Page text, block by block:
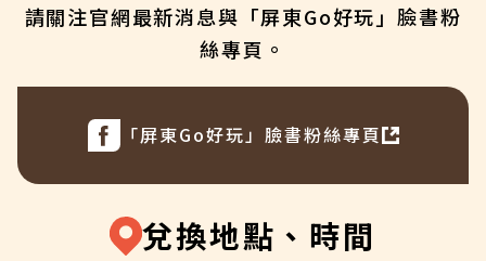
請關注官網最新消息與「屏東Go好玩」臉書粉
絲專頁。
「屏東Go好玩」臉書粉絲專頁
兌換地點、時間